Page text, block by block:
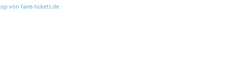
von faire-tickets.de